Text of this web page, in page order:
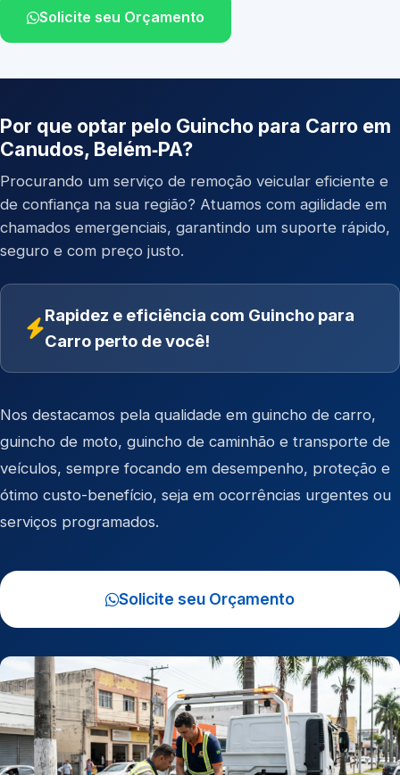
Solicite seu Orçamento
Por que optar pelo Guincho para Carro em
Canudos, Belém‑PA?
Procurando um serviço de remoção veicular eficiente e
de confiança na sua região? Atuamos com agilidade em
chamados emergenciais, garantindo um suporte rápido,
seguro e com preço justo.
Rapidez e eficiência com Guincho para
Carro perto de você!
Nos destacamos pela qualidade em guincho de carro,
guincho de moto, guincho de caminhão e transporte de
veículos, sempre focando em desempenho, proteção e
ótimo custo-benefício, seja em ocorrências urgentes ou
serviços programados.
Solicite seu Orçamento